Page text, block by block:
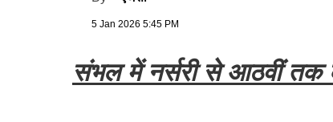
5 Jan 2026 5:45 PM
संभल में नर्सरी से आठवीं